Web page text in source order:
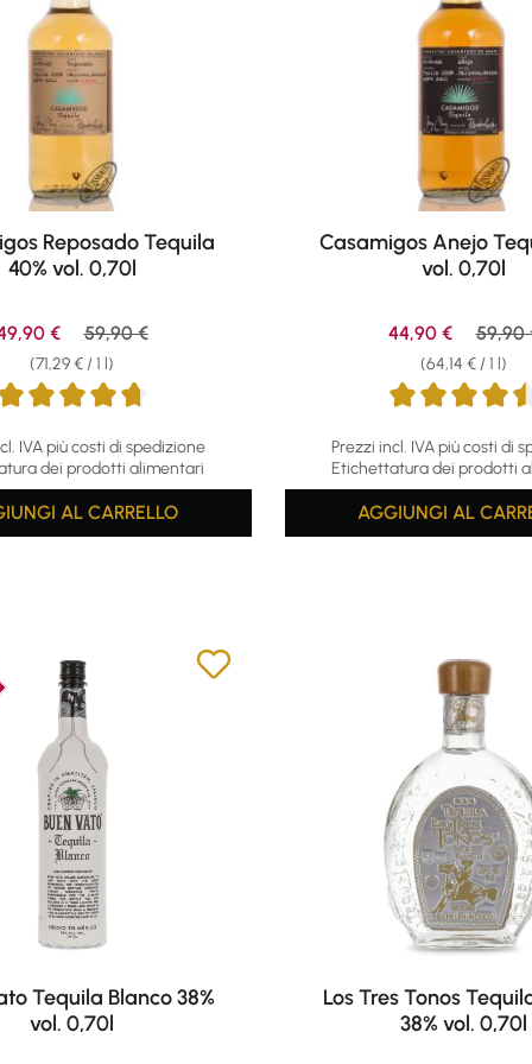
Reposado Tequila
40% vol. 0,70l
IVA più costi di spedizione
dei prodotti alimentari
(71,29 € / 1 l)
price:
€ Regular price:
59,90 €
AL CARRELLO
Casamigos Anejo
vol. 0,70l
Prezzi incl. IVA più costi di
Etichettatura dei prodotti
(64,14 € / 1 l)
Sale price:
44,90 € 59,90
AGGIUNGI AL
Tequila Blanco 38%
vol. 0,70l
Los Tres Tonos
38% vol. 0,70l